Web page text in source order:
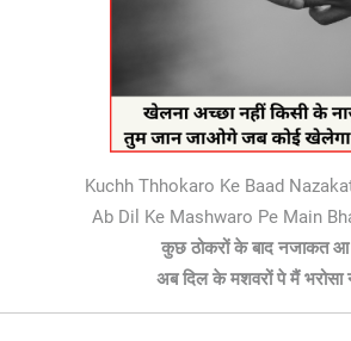
Kuchh Thhokaro Ke Baad
Ab Dil Ke Mashwaro Pe Main
कुछ ठोकरों के बाद नजाकत
अब दिल के मशवरों पे मैं भरोसा